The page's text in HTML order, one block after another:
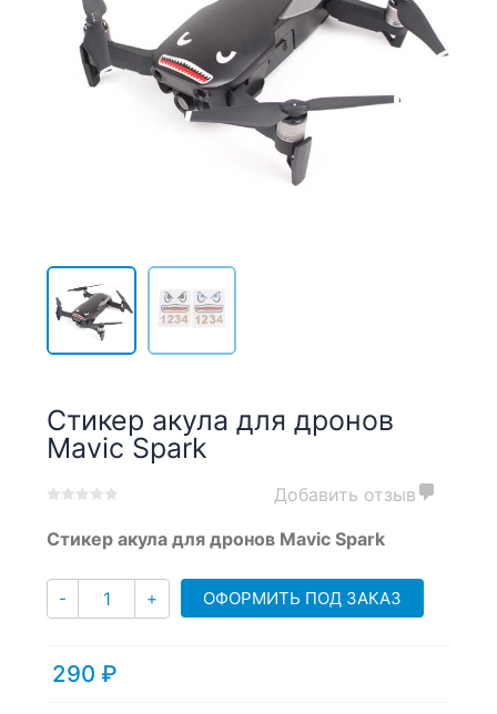
Стикер акула для дронов
Mavic Spark
out
based
customer
Добавить отзыв
Стикер акула для дронов Mavic Spark
- Количество
+ ОФОРМИТЬ ПОД ЗАКАЗ
290 ₽